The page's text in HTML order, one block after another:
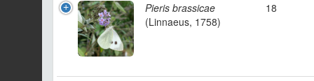
Pieris brassicae
(Linnaeus, 1758)
18